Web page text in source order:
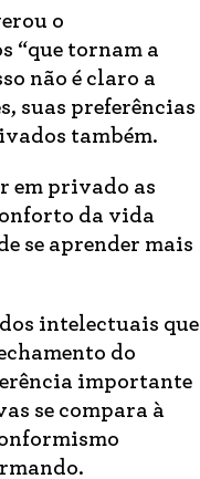
o
“que tornam a
não é claro a
suas preferências
também.
em privado as
da vida
se aprender mais
intelectuais que
do
importante
se compara à